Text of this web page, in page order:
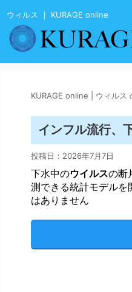
ウィルス ｜ KURAGE online
KURAGE online | ウィルス
インフル流行、
投稿日： 2026年7月7日
下水中のウイルスの断
測できる統計モデルを
はありません